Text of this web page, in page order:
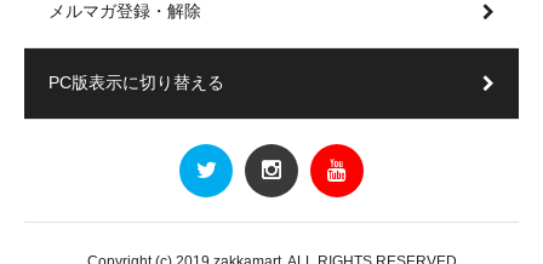
メルマガ登録・解除
PC版表示に切り替える